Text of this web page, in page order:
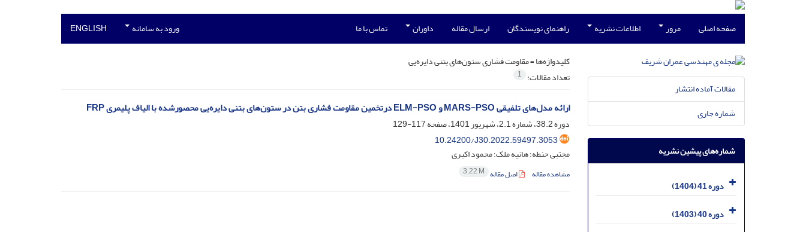
صفحه اصلی مرور اطلاعات نشریه راهنمای نویسندگان ارسال مقاله داوران تماس با ما ورود به سامانه ENGLISH
کلیدواژه‌ها =مقاومت فشاری ستون‌های بتنی دایره‌یی
تعداد مقالات: 1
ارائه مدل‌های تلفیقی MARS-PSO و ELM-PSO درتخمین مقاومت فشاری بتن در ستون‌های‌ بتنی دایره‌یی محصورشده با الیاف پلیمری FRP
دوره 38.2، شماره 2.1، شهریور 1401، صفحه
117-129
10.24200/J30.2022.59497.3053
مجتبی حنطه؛ هانیه ملک؛ محمود اکبری
مشاهده مقاله اصل مقاله 3.22 M
مقالات آماده انتشار
شماره جاری
شماره‌های پیشین نشریه
دوره 41 (1404)
دوره 40 (1403)